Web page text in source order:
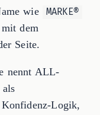
wie MARKE®
dem
Seite.
nennt ALL-
Logik,